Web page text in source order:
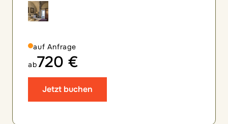
auf Anfrage
ab720 €
Jetzt buchen